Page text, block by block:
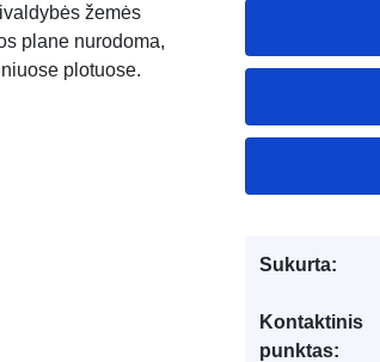
žemės
plane nurodoma,
plotuose.
Sukurta:
Kontaktinis
punktas: